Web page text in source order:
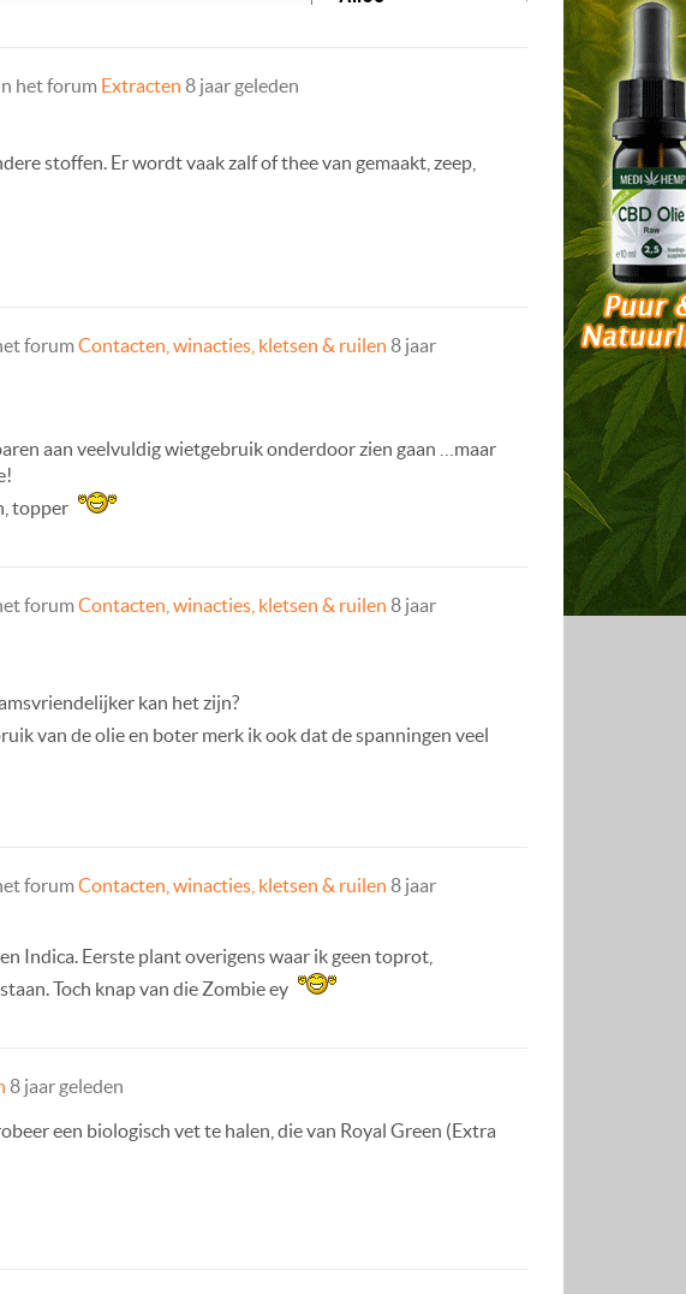
het forum Extracten 8 jaar geleden
stoffen. Er wordt vaak zalf of thee van gemaakt, zeep,
forum Contacten, winacties, kletsen & ruilen 8 jaar
aan veelvuldig wietgebruik onderdoor zien gaan …maar
topper
forum Contacten, winacties, kletsen & ruilen 8 jaar
kan het zijn?
van de olie en boter merk ik ook dat de spanningen veel
forum Contacten, winacties, kletsen & ruilen 8 jaar
Indica. Eerste plant overigens waar ik geen toprot,
Toch knap van die Zombie ey
8 jaar geleden
een biologisch vet te halen, die van Royal Green (Extra